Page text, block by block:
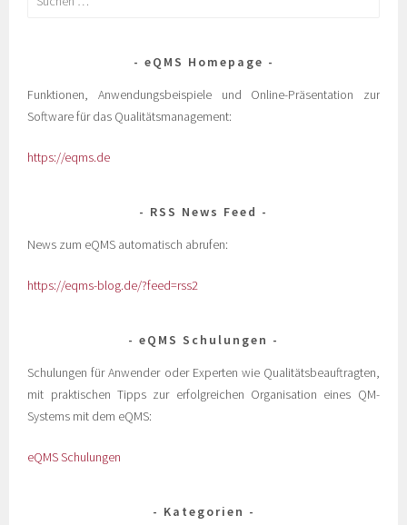
eQMS Homepage
Funktionen, Anwendungsbeispiele und Online-Präsentation zur
Software für das Qualitätsmanagement:
https://eqms.de
RSS News Feed
News zum eQMS automatisch abrufen:
https://eqms-blog.de/?feed=rss2
eQMS Schulungen
Schulungen für Anwender oder Experten wie Qualitätsbeauftragten,
mit praktischen Tipps zur erfolgreichen Organisation eines QM-
Systems mit dem eQMS:
eQMS Schulungen
Kategorien